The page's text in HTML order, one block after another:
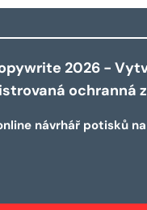
2026 -
ochranná
návrhář potisků